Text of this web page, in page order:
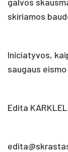
skiriamos
Iniciatyvos,
saugaus
Edita